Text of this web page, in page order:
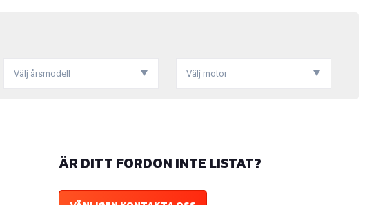
Välj årsmodell Välj motor
ÄR DITT FORDON INTE LISTAT?